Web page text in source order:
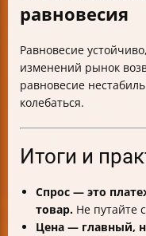
равновесия
Равновесие
изменений рынок
равновесие
колебаться.
Итоги и
Спрос — это
товар. Не путайте
Цена — главный,